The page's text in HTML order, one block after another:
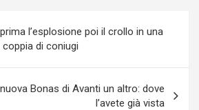
l’esplosione poi il crollo in una
di coniugi
Bonas di Avanti un altro: dove
l’avete già vista